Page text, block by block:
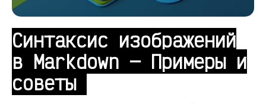
Синтаксис изображений
в Markdown — Примеры и
советы